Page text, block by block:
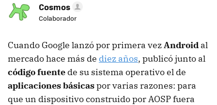
Cosmos
Colaborador
Cuando Google lanzó por primera vezAndroid al
mercado hace más de diez años, publicó junto al
código fuente de su sistema operativo el de
aplicaciones básicaspor varias razones: para
que un dispositivo construido por AOSP fuera